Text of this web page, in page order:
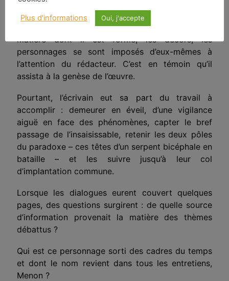
LA MATIÈRE, ET LES DÉCORS DES DIALOGUES
Ce livre a été écrit en présence du Sage [
matière dont il est formé, les décors, les
personnages se sont imposés d’eux-mêmes à
l’attention du rédacteur. C’est en témoin qu’il
assista à la genèse de l’œuvre.
Pourtant, l’écrivain eut sa part du travail à
accomplir : demeurer en éveil, d’une vigilance
aiguë en face des phéno­mènes, capter le bref
passage de l’insaisissable, retenir les deux pôles
du paradoxe – ces têtes d’un serpent bicéphale en
bataille – et les suivre jusqu’à leur col
d’implantation commune.
Lorsque les dialogues eurent couvert quelques
pages, des questions surgirent : de quelle source
d’information provenait la matière des thèmes
débattus ?
Qui est ce personnage sorti des cadres du temps
et dont le nom revient dans tous les entretiens,
Menon ?
Plus d'informations Oui, j'accepte